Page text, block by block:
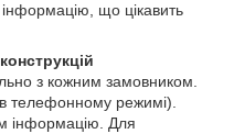
що цікавить
з кожним замовником.
телефонному режимі).
інформацію. Для